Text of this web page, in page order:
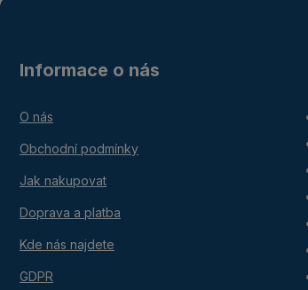
Informace o nás
O nás
Obchodní podmínky
Jak nakupovat
Doprava a platba
Kde nás najdete
GDPR